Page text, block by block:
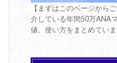
【まずはこのページから
介している年間50万ANA
値、使い方をまとめてい